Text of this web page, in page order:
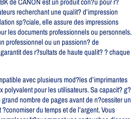
recherchant une qualit? d’impression
sp?ciale, elle assure des impressions
les documents professionnels ou personnels.
professionnel ou un passionn? de
garantit des r?sultats de haute qualit? ? chaque
avec plusieurs mod?les d’imprimantes
polyvalent pour les utilisateurs. Sa capacit? g?
grand nombre de pages avant de n?cessiter un
?conomiser du temps et de l’argent. Vous